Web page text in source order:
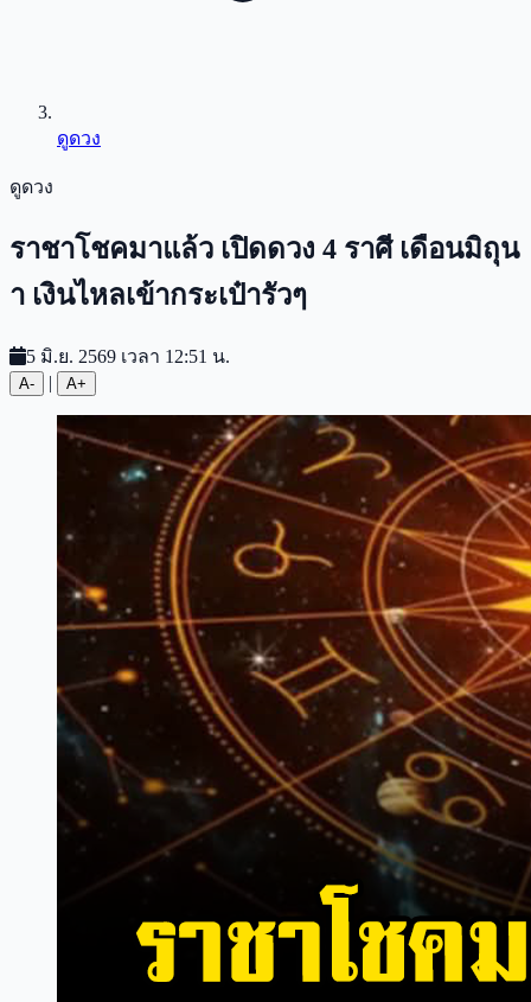
ดูดวง
ดูดวง
ราชาโชคมาแล้ว เปิดดวง 4 ราศี เดือนมิถุน
า เงินไหลเข้ากระเป๋ารัวๆ
5 มิ.ย. 2569 เวลา 12:51 น.
A- | A+